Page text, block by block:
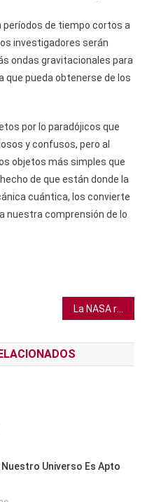
períodos de tiempo cortos a
investigadores serán
ondas gravitacionales para
pueda obtenerse de los
por lo paradójicos que
y confusos, pero al
objetos más simples que
de que están donde la
cuántica, los convierte
nuestra comprensión de lo
Nuestro Universo Es Apto